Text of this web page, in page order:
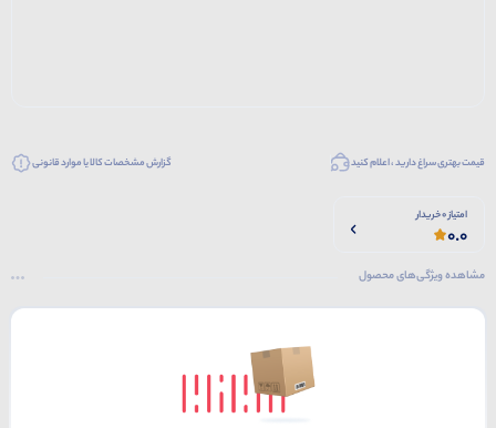
قیمت بهتری سراغ دارید ، اعلام کنید گزارش مشخصات کالا یا موارد قانونی
امتیاز 0 خریدار
0.0
مشاهده ویژگی‌های محصول